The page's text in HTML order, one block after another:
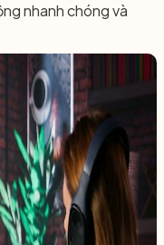
nhanh chóng và